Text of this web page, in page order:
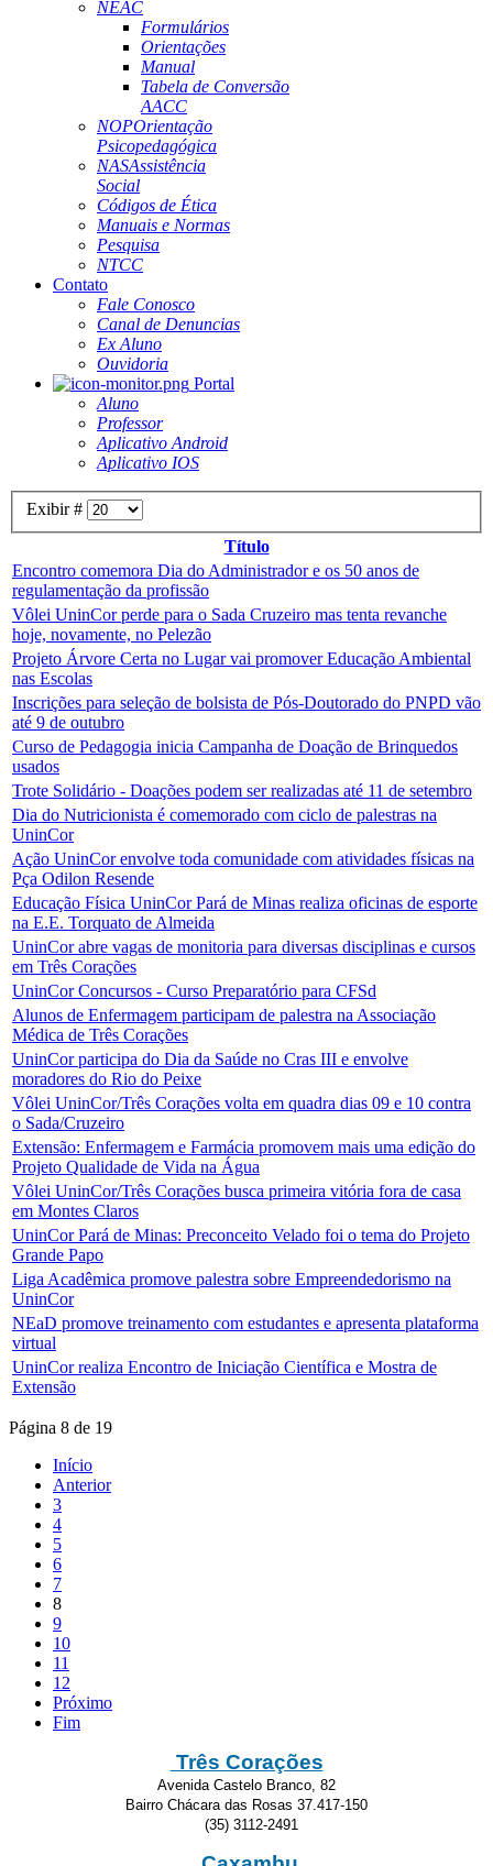
NEAC
Formulários
Orientações
Manual
Tabela de Conversão
AACC
NOPOrientação
Psicopedagógica
NASAssistência
Social
Códigos de Ética
Manuais e Normas
Pesquisa
NTCC
Contato
Fale Conosco
Canal de Denuncias
Ex Aluno
Ouvidoria
Portal
Aluno
Professor
Aplicativo Android
Aplicativo IOS
Exibir #
Título
Encontro comemora Dia do Administrador e os 50 anos de
regulamentação da profissão
Vôlei UninCor perde para o Sada Cruzeiro mas tenta revanche
hoje, novamente, no Pelezão
Projeto Árvore Certa no Lugar vai promover Educação Ambiental
nas Escolas
Inscrições para seleção de bolsista de Pós-Doutorado do PNPD vão
até 9 de outubro
Curso de Pedagogia inicia Campanha de Doação de Brinquedos
usados
Trote Solidário - Doações podem ser realizadas até 11 de setembro
Dia do Nutricionista é comemorado com ciclo de palestras na
UninCor
Ação UninCor envolve toda comunidade com atividades físicas na
Pça Odilon Resende
Educação Física UninCor Pará de Minas realiza oficinas de esporte
na E.E. Torquato de Almeida
UninCor abre vagas de monitoria para diversas disciplinas e cursos
em Três Corações
UninCor Concursos - Curso Preparatório para CFSd
Alunos de Enfermagem participam de palestra na Associação
Médica de Três Corações
UninCor participa do Dia da Saúde no Cras III e envolve
moradores do Rio do Peixe
Vôlei UninCor/Três Corações volta em quadra dias 09 e 10 contra
o Sada/Cruzeiro
Extensão: Enfermagem e Farmácia promovem mais uma edição do
Projeto Qualidade de Vida na Água
Vôlei UninCor/Três Corações busca primeira vitória fora de casa
em Montes Claros
UninCor Pará de Minas: Preconceito Velado foi o tema do Projeto
Grande Papo
Liga Acadêmica promove palestra sobre Empreendedorismo na
UninCor
NEaD promove treinamento com estudantes e apresenta plataforma
virtual
UninCor realiza Encontro de Iniciação Científica e Mostra de
Extensão
Página 8 de 19
Início
Anterior
3
4
5
6
7
8
9
10
11
12
Próximo
Fim
Três Corações
Avenida Castelo Branco, 82
Bairro Chácara das Rosas 37.417-150
(35) 3112-2491